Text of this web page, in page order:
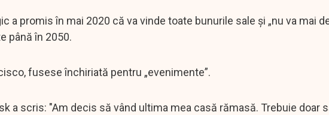
a promis în mai 2020 că va vinde toate bunurile sale și „nu va mai
până în 2050.
fusese închiriată pentru „evenimente”.
a scris: "Am decis să vând ultima mea casă rămasă. Trebuie doar